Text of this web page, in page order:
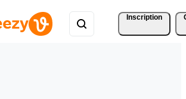
Inscription